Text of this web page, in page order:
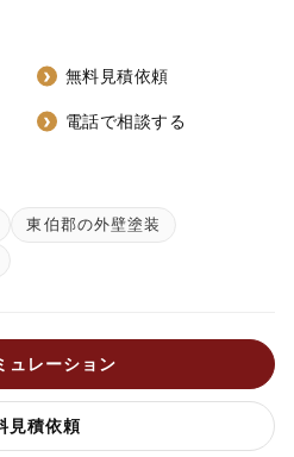
無料見積依頼
電話で相談する
東伯郡の外壁塗装
ュレーション
見積依頼